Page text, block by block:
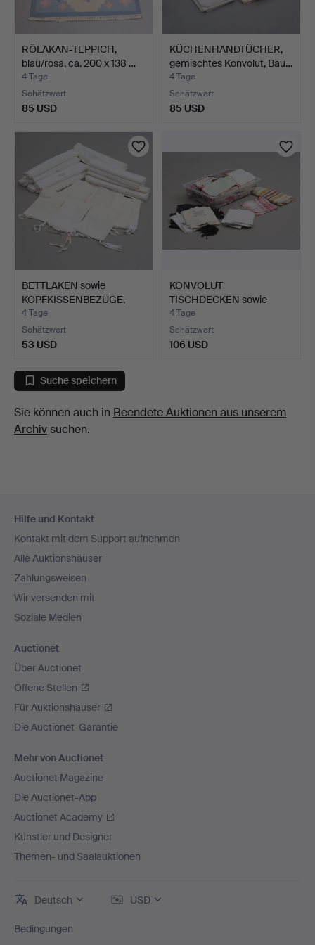
RÖLAKAN-TEPPICH,
blau/rosa, ca. 200 x 138 …
4 Tage
Schätzwert
85 USD
KÜCHENHANDTÜCHER,
gemischtes Konvolut, Bau…
4 Tage
Schätzwert
85 USD
BETTLAKEN sowie
KOPFKISSENBEZÜGE,
Baumwoll…
4 Tage
Schätzwert
53 USD
KONVOLUT
TISCHDECKEN sowie
TRAUERSCHALS, T…
4 Tage
Schätzwert
106 USD
Suche speichern
Sie können auch in Beendete Auktionen aus unserem
Archivsuchen.
Navigation
Hilfe und Kontakt
Kontakt mit dem Support aufnehmen
Alle Auktionshäuser
Zahlungsweisen
Wir versenden mit
Soziale Medien
Auctionet
Über Auctionet
Offene Stellen
Für Auktionshäuser
Die Auctionet-Garantie
Mehr von Auctionet
Auctionet Magazine
Die Auctionet-App
Auctionet Academy
Künstler und Designer
Themen- und Saalauktionen
Deutsch USD
Bedingungen